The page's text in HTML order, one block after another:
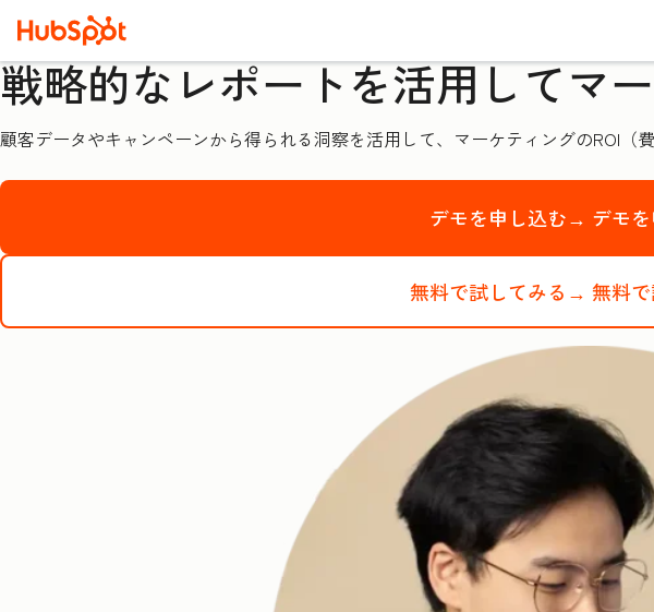
戦略的なレポートを活用してマ
顧客データやキャンペーンから得られる洞察を活用して、マーケティングのROI（
デモを申し込む→ デモ
無料で試してみる→ 無料